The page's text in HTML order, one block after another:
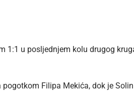
u posljednjem kolu drugog
Filipa Mekića, dok je